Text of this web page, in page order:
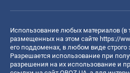
Использование любых материалов (в
размещенных на этом сайте https://
его поддоменах, в любом виде строго
Разрешается использование при
разрешения на их использование и